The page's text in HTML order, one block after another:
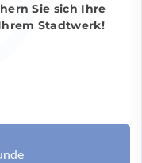
Sie sich Ihre
Stadtwerk!